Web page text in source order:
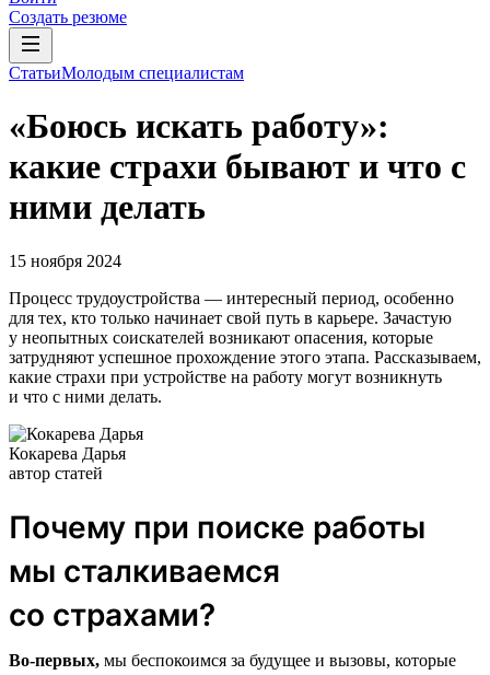
Создать резюме
СтатьиМолодым специалистам
«Боюсь искать работу»:
какие страхи бывают и что с
ними делать
15 ноября 2024
Процесс трудоустройства — интересный период, особенно
для тех, кто только начинает свой путь в карьере. Зачастую
у неопытных соискателей возникают опасения, которые
затрудняют успешное прохождение этого этапа. Рассказываем,
какие страхи при устройстве на работу могут возникнуть
и что с ними делать.
Кокарева Дарья
автор статей
Почему при поиске работы
мы сталкиваемся
со страхами?
Во-первых, мы беспокоимся за будущее и вызовы, которые